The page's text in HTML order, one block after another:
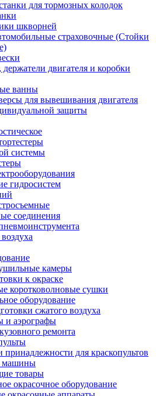
для тормозных колодок
шкворней
страховочные (Стойки
держатели двигателя и коробки
ванны
для вывешивания двигателя
защиты
системы
гидросистем
соединения
камеры
к окраске
коротковолновые сушки
оборудование
сжатого воздуха
и аэрографы
ремонта
принадлежности для краскопультов
машины
товары
окрасочное оборудование